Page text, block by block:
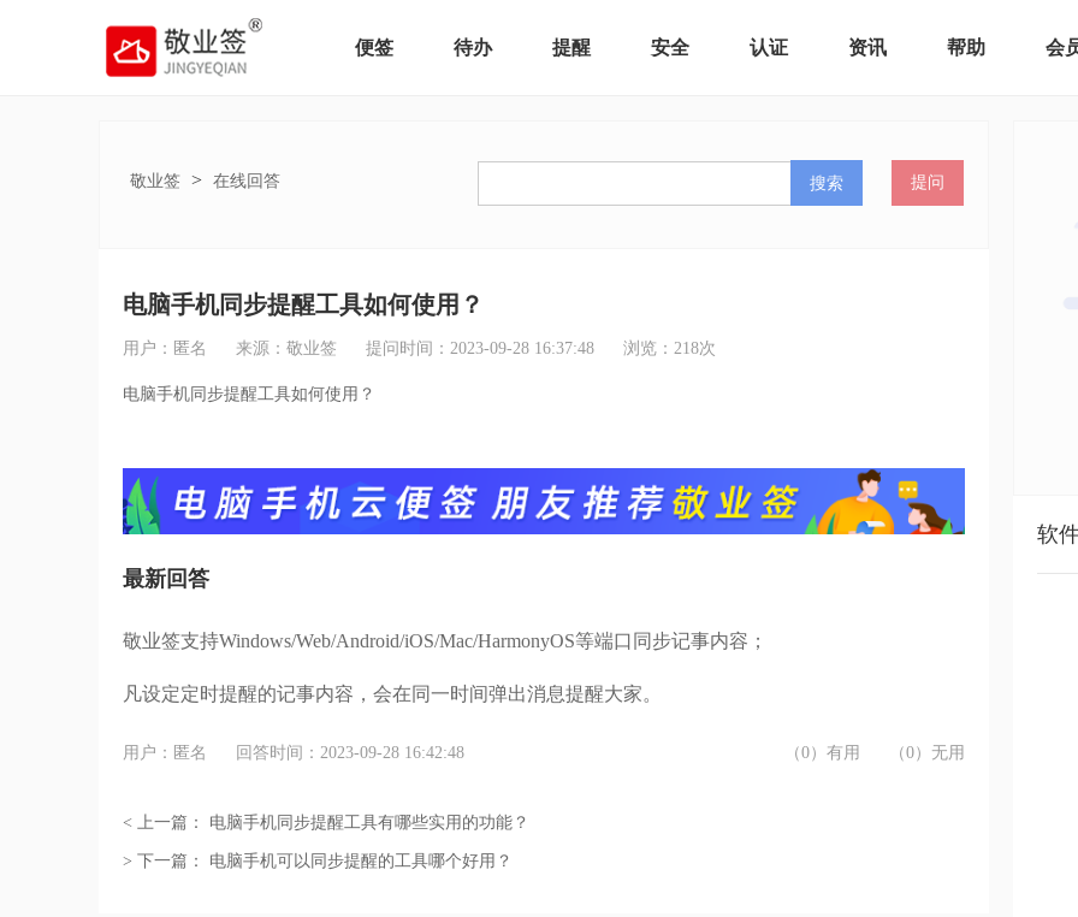
便签 待办 提醒 安全 认证 资讯 帮助 会
敬业签 > 在线回答 搜索 提问
电脑手机同步提醒工具如何使用？
用户：匿名 来源：敬业签 提问时间：2023-09-28 16:37:48 浏览： 218次
电脑手机同步提醒工具如何使用？
最新回答
敬业签支持Windows/Web/Android/iOS/Mac/HarmonyOS等端口同步记事内容；
凡设定定时提醒的记事内容，会在同一时间弹出消息提醒大家。
用户：匿名 回答时间：2023-09-28 16:42:48 （0）有用 （0）无用
< 上一篇： 电脑手机同步提醒工具有哪些实用的功能？
> 下一篇： 电脑手机可以同步提醒的工具哪个好用？
软